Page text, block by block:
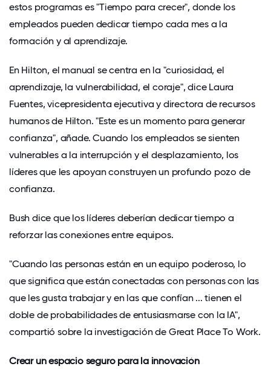
estos programas es "Tiempo para crecer", donde los
empleados pueden dedicar tiempo cada mes a la
formación y al aprendizaje.
En Hilton, el manual se centra en la "curiosidad, el
aprendizaje, la vulnerabilidad, el coraje", dice Laura
Fuentes, vicepresidenta ejecutiva y directora de recursos
humanos de Hilton. "Este es un momento para generar
confianza", añade. Cuando los empleados se sienten
vulnerables a la interrupción y el desplazamiento, los
líderes que les apoyan construyen un profundo pozo de
confianza.
Bush dice que los líderes deberían dedicar tiempo a
reforzar las conexiones entre equipos.
"Cuando las personas están en un equipo poderoso, lo
que significa que están conectadas con personas con las
que les gusta trabajar y en las que confían ... tienen el
doble de probabilidades de entusiasmarse con la IA",
compartió sobre la investigación de Great Place To Work.
Crear un espacio seguro para la innovación